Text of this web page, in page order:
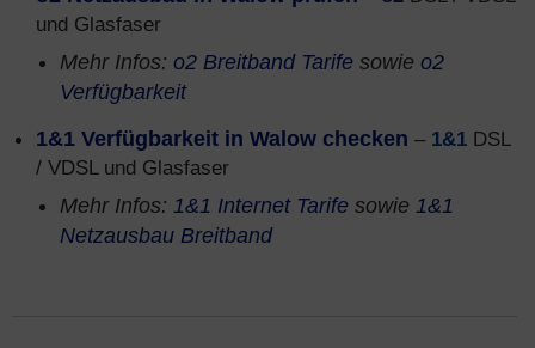
und Glasfaser
Mehr Infos: o2 Breitband Tarife sowie o2
Verfügbarkeit
1&1 Verfügbarkeit in Walow checken – 1&1 DSL
/ VDSL und Glasfaser
Mehr Infos: 1&1 Internet Tarife sowie 1&1
Netzausbau Breitband